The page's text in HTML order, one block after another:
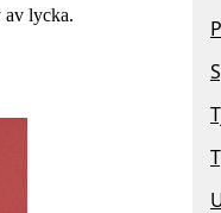
av lycka.